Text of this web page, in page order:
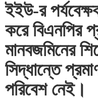
ইইউ-র
করে বিএনপির
মানবজমিনের
সিদ্ধান্তে
পরিবেশ নেই।